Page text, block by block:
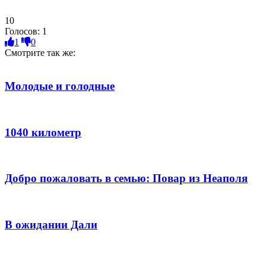
10
Голосов: 1
1
0
Смотрите так же:
Молодые и голодные
1040 километр
Добро пожаловать в семью: Повар из Неаполя
В ожидании Дали